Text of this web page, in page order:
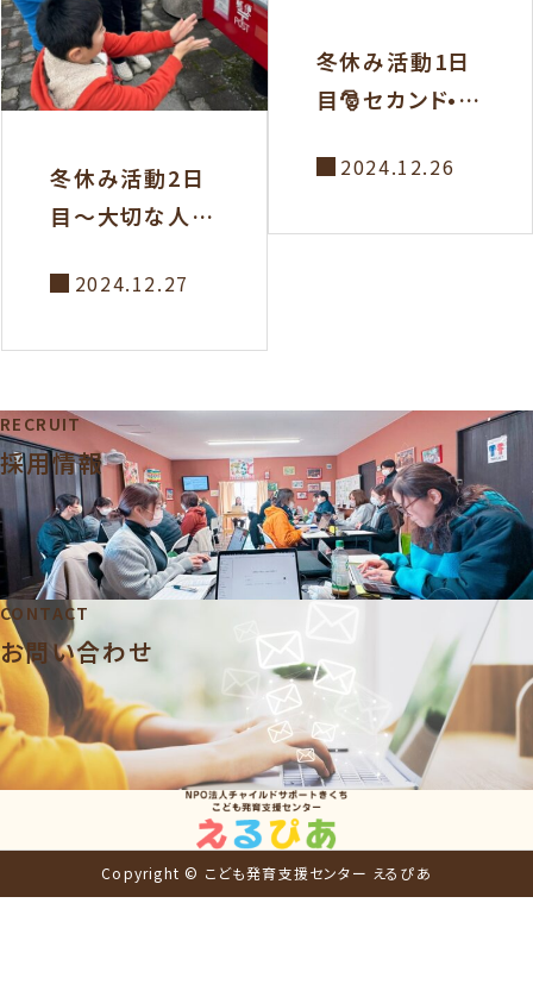
冬休み活動2日
目〜大切な人に
う！〜2024.12.27
冬休み活動1日
目🎅セカンド•サ
会🎄2024.12.26
RECRUIT
採用情報
CONTACT
お問い合わせ
Copyright © こども発育支援センター えるぴあ